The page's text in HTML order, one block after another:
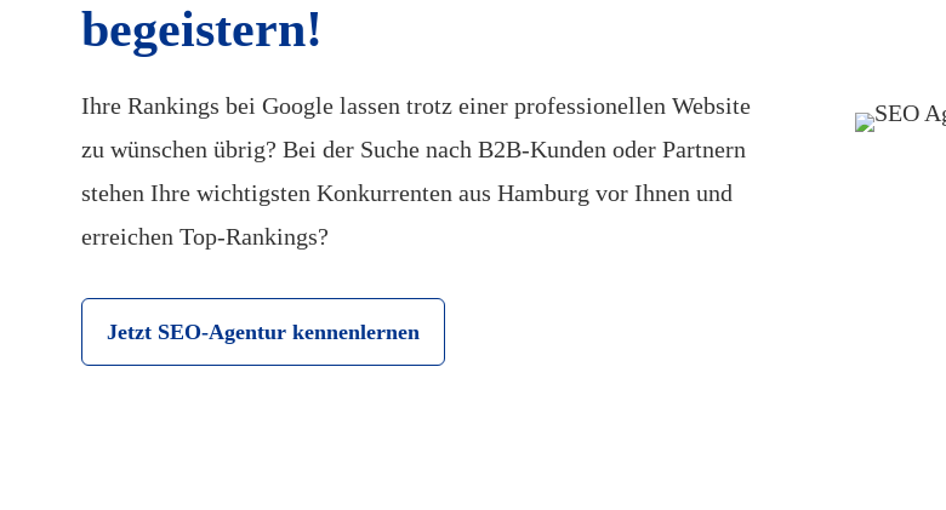
begeistern!
Ihre Rankings bei Google lassen trotz einer professionellen Website
zu wünschen übrig? Bei der Suche nach B2B-Kunden oder Partnern
stehen Ihre wichtigsten Konkurrenten aus Hamburg vor Ihnen und
erreichen Top-Rankings?
Jetzt SEO-Agentur kennenlernen